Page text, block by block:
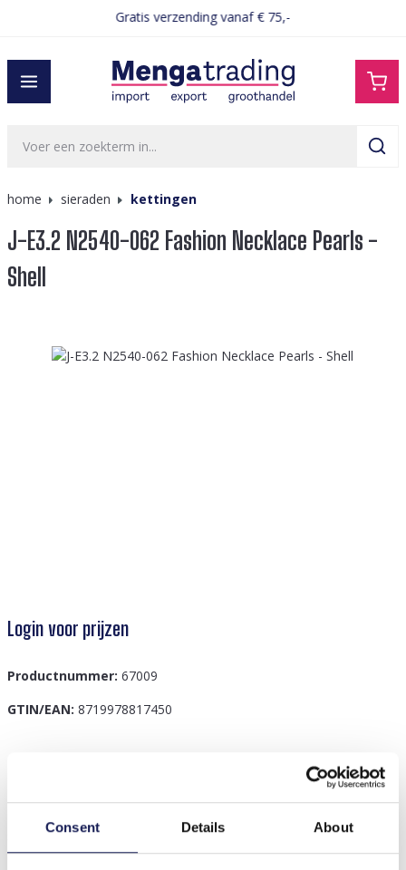
Consent Details About
Gratis verzending vanaf € 75,-
home sieraden kettingen
J-E3.2 N2540-062 Fashion Necklace Pearls -
Shell
Afbeeldingengalerij overslaan
Login voor prijzen
Productnummer: 67009
GTIN/EAN: 8719978817450
stunning piece that effortlessly combines elegance and
contemporary sty…Meer